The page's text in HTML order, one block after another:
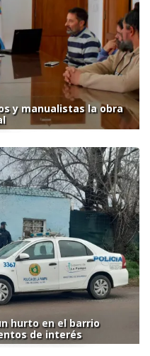
y manualistas la obra
hurto en el barrio
de interés